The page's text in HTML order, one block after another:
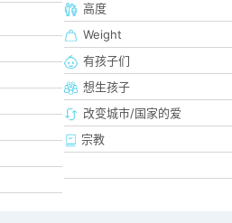
高度
Weight
有孩子们
想生孩子
改变城市/国家的爱
宗教